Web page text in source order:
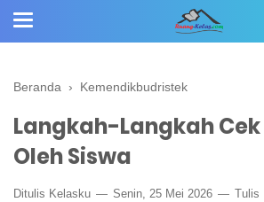
Beranda › Kemendikbudristek
Langkah-Langkah Cek
Oleh Siswa
Ditulis Kelasku Senin, 25 Mei 2026 Tulis